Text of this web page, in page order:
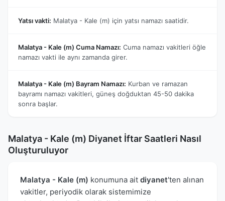
Yatsı vakti: Malatya - Kale (m) için yatsı namazı saatidir.
Malatya - Kale (m) Cuma Namazı: Cuma namazı vakitleri öğle
namazı vakti ile aynı zamanda girer.
Malatya - Kale (m) Bayram Namazı: Kurban ve ramazan
bayramı namazı vakitleri, güneş doğduktan 45-50 dakika
sonra başlar.
Malatya - Kale (m) Diyanet İftar Saatleri Nasıl
Oluşturuluyor
Malatya - Kale (m) konumuna ait diyanet'ten alınan
vakitler, periyodik olarak sistemimize